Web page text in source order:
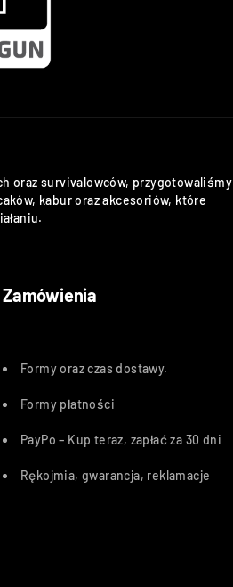
oraz survivalowców, przygotowaliśmy
kabur oraz akcesoriów, które
Zamówienia
Formy oraz czas dostawy.
Formy płatności
PayPo – Kup teraz, zapłać za 30 dni
Rękojmia, gwarancja, reklamacje